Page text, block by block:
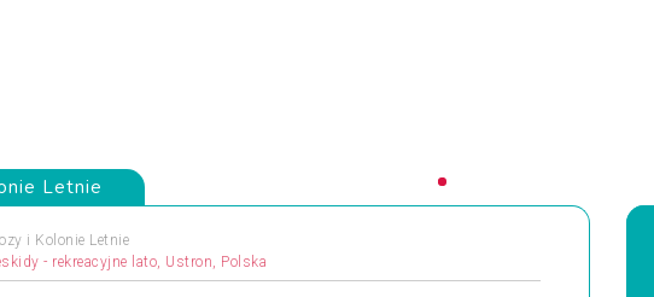
Letnie
i Kolonie Letnie
- rekreacyjne lato, Ustron, Polska